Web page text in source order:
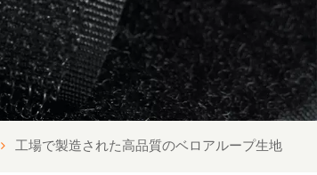
日本語
中文
工場で製造された高品質のベロアループ生地